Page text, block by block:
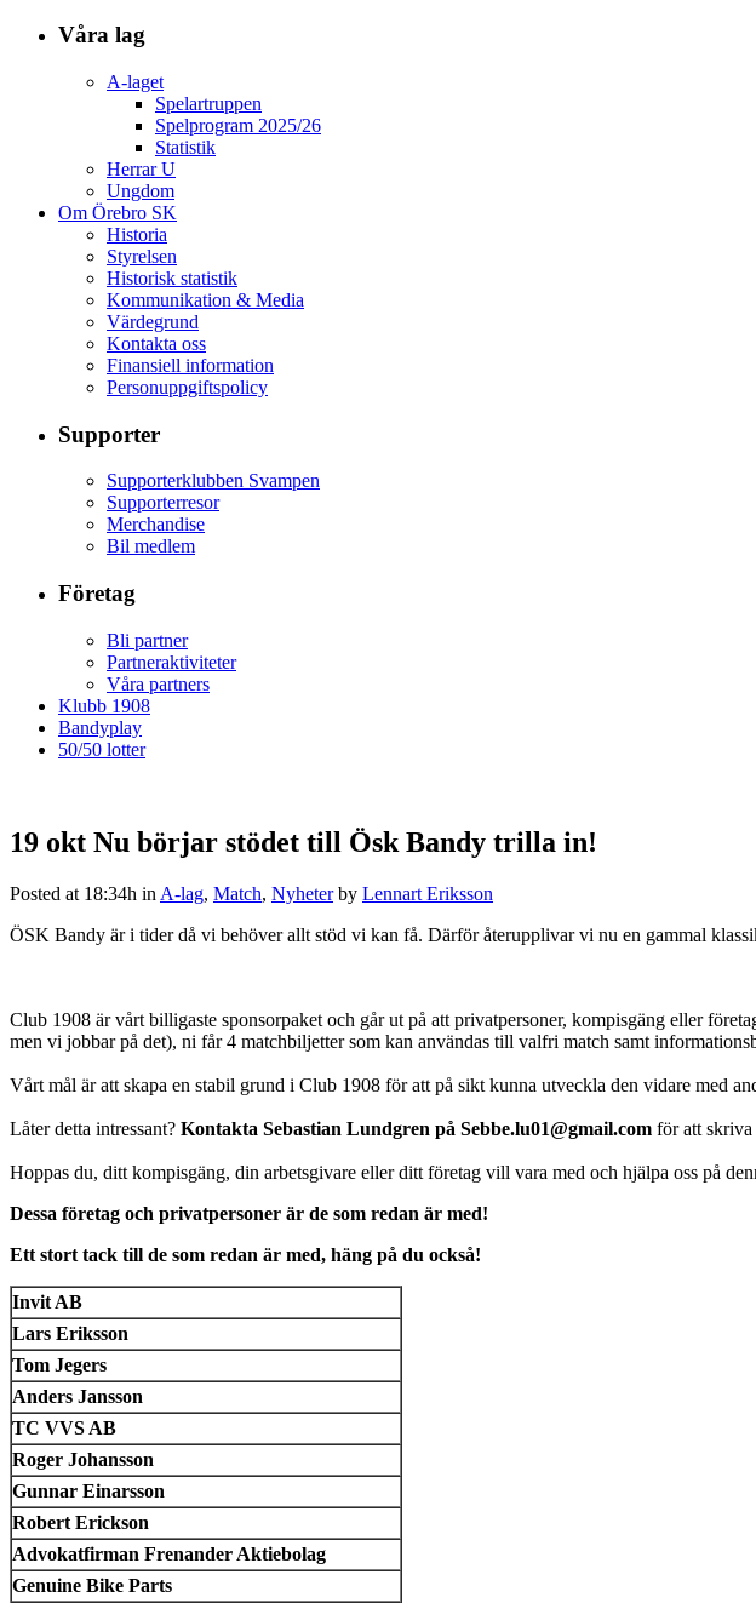
Våra lag
A-laget
Spelartruppen
Spelprogram 2025/26
Statistik
Herrar U
Ungdom
Om Örebro SK
Historia
Styrelsen
Historisk statistik
Kommunikation & Media
Värdegrund
Kontakta oss
Finansiell information
Personuppgiftspolicy
Supporter
Supporterklubben Svampen
Supporterresor
Merchandise
Bil medlem
Företag
Bli partner
Partneraktiviteter
Våra partners
Klubb 1908
Bandyplay
50/50 lotter
19 okt Nu börjar stödet till Ösk Bandy trilla in!
Posted at 18:34h in A-lag, Match, Nyheter by Lennart Eriksson
ÖSK Bandy är i tider då vi behöver allt stöd vi kan få. Därför återupplivar vi nu en gammal
Club 1908 är vårt billigaste sponsorpaket och går ut på att privatpersoner, kompisgäng eller
men vi jobbar på det), ni får 4 matchbiljetter som kan användas till valfri match samt
Vårt mål är att skapa en stabil grund i Club 1908 för att på sikt kunna utveckla den vidare med
Låter detta intressant? Kontakta Sebastian Lundgren på Sebbe.lu01@gmail.com för att
Hoppas du, ditt kompisgäng, din arbetsgivare eller ditt företag vill vara med och hjälpa oss på
Dessa företag och privatpersoner är de som redan är med!
Ett stort tack till de som redan är med, häng på du också!
Invit AB
Lars Eriksson
Tom Jegers
Anders Jansson
TC VVS AB
Roger Johansson
Gunnar Einarsson
Robert Erickson
Advokatfirman Frenander Aktiebolag
Genuine Bike Parts